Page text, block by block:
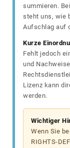
summieren.
steht uns, wie
Aufschlag auf
Kurze
Fehlt jedoch
und
Lizenz kann
werden.
Wichtiger
Wenn Sie
RIGHTS-